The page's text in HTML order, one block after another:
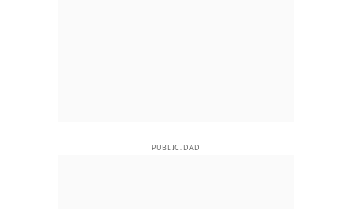
PUBLICIDAD